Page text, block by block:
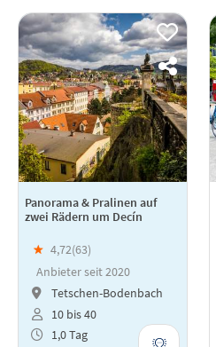
Panorama & Pralinen auf
zwei Rädern um Decín
★ 4,72(63)
Anbieter seit 2020
Tetschen-Bodenbach
10 bis 40
1,0 Tag